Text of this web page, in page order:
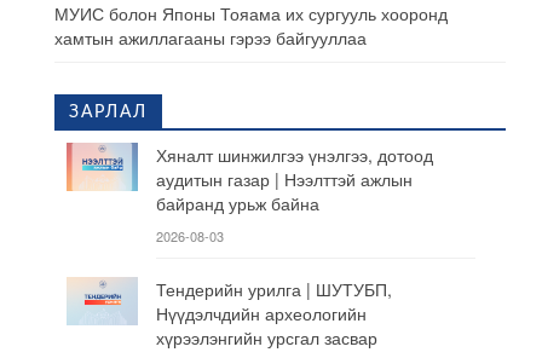
МУИС болон Японы Тояама их сургууль хооронд
хамтын ажиллагааны гэрээ байгууллаа
ЗАРЛАЛ
Хяналт шинжилгээ үнэлгээ, дотоод
аудитын газар | Нээлттэй ажлын
байранд урьж байна
2026-08-03
Тендерийн урилга | ШУТУБП,
Нүүдэлчдийн археологийн
хүрээлэнгийн урсгал засвар